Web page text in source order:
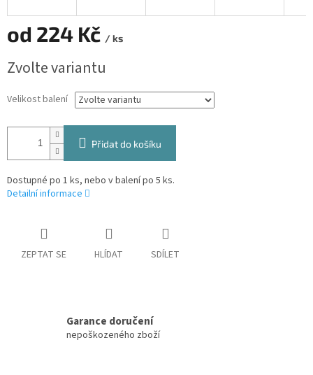
od 224 Kč / ks
cena:
Zvolte variantu
Velikost balení
Přidat do košíku
Dostupné po 1 ks, nebo v balení po 5 ks.
Detailní informace
ZEPTAT SE HLÍDAT SDÍLET
Garance doručení
nepoškozeného zboží